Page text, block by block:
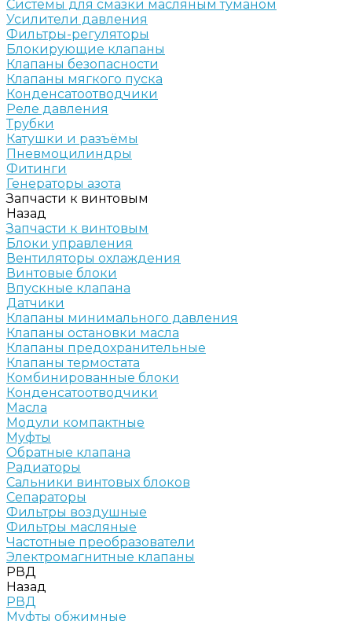
Системы для смазки масляным туманом
Усилители давления
Фильтры-регуляторы
Блокирующие клапаны
Клапаны безопасности
Клапаны мягкого пуска
Конденсатоотводчики
Реле давления
Трубки
Катушки и разъёмы
Пневмоцилиндры
Фитинги
Генераторы азота
Запчасти к винтовым
Назад
Запчасти к винтовым
Блоки управления
Вентиляторы охлаждения
Винтовые блоки
Впускные клапана
Датчики
Клапаны минимального давления
Клапаны остановки масла
Клапаны предохранительные
Клапаны термостата
Комбинированные блоки
Конденсатоотводчики
Масла
Модули компактные
Муфты
Обратные клапана
Радиаторы
Сальники винтовых блоков
Сепараторы
Фильтры воздушные
Фильтры масляные
Частотные преобразователи
Электромагнитные клапаны
РВД
Назад
РВД
Муфты обжимные